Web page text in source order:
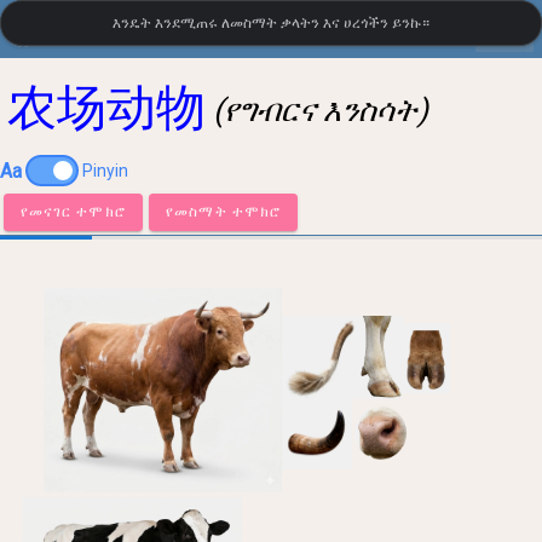
LanguageGuide.org•የቻይንኛ ምስላዊ መዝገበ ቃላት
农场动物 (የግብርና እንስሳት)
Aa Pinyin
የመናገር ተሞክሮ የመስማት ተሞክሮ
እንዴት እንደሚጠሩ ለመስማት ቃላትን እና ሀረጎችን ይንኩ።